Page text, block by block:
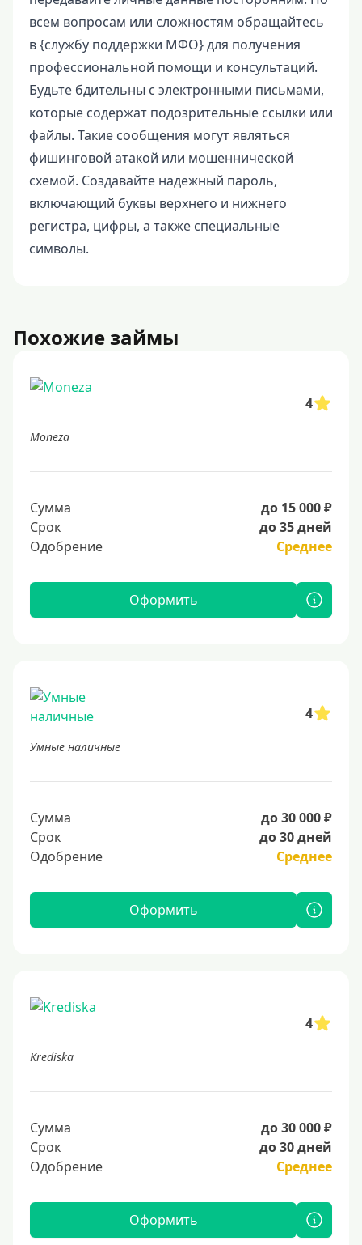
всем вопросам или сложностям обращайтесь
в {службу поддержки МФО} для получения
профессиональной помощи и консультаций.
Будьте бдительны с электронными письмами,
которые содержат подозрительные ссылки или
файлы. Такие сообщения могут являться
фишинговой атакой или мошеннической
схемой. Создавайте надежный пароль,
включающий буквы верхнего и нижнего
регистра, цифры, а также специальные
символы.
Похожие займы
4
Moneza
Сумма
до 15 000 ₽
Срок
до 35 дней
Одобрение
Среднее
Оформить
4
Умные наличные
Сумма
до 30 000 ₽
Срок
до 30 дней
Одобрение
Среднее
Оформить
4
Krediska
Сумма
до 30 000 ₽
Срок
до 30 дней
Одобрение
Среднее
Оформить